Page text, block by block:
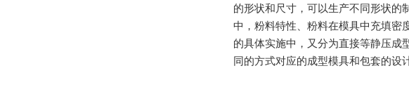
的形状和尺寸，可以生产不同形状的
中，粉料特性、粉料在模具中充填密
的具体实施中，又分为直接等静压成
同的方式对应的成型模具和包套的设